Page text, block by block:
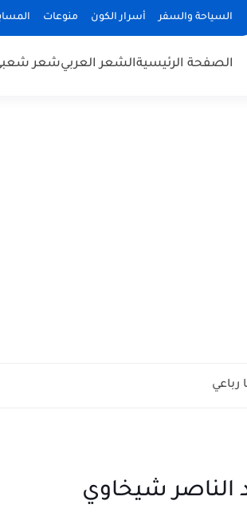
السياحة والسفر أسرار الكون منوعات
الصفحة الرئيسيةالشعر العربيشعر
رباعي
الناصر شيخاوي